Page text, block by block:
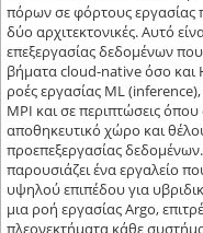
πόρων σε φόρτους εργασίας
δύο αρχιτεκτονικές. Αυτό
επεξεργασίας δεδομένων
βήματα cloud-native όσο και
ροές εργασίας ML
MPI και σε περιπτώσεις
αποθηκευτικό χώρο και
προεπεξεργασίας
παρουσιάζει ένα εργαλείο
υψηλού επιπέδου για
μια ροή εργασίας Argo,
πλεονεκτήματα κάθε